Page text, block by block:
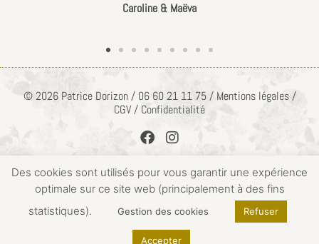
Caroline & Maëva
© 2026 Patrice Dorizon / 06 60 21 11 75 / Mentions légales /
CGV / Confidentialité
ACCÈS PRIVÉ
Des cookies sont utilisés pour vous garantir une expérience
optimale sur ce site web (principalement à des fins
statistiques).
Gestion des cookies Refuser
Accepter